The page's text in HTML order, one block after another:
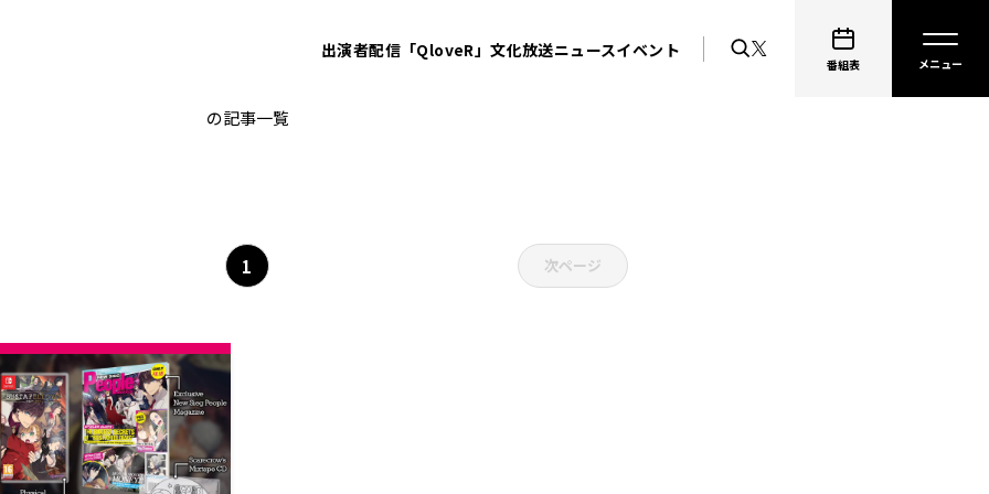
出演者配信「QloveR」文化放送ニュースイベント
番組表
の記事一覧
1 次ページ